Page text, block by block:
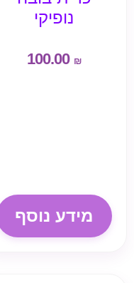
נופיקי
100.00 ₪
מידע נוסף